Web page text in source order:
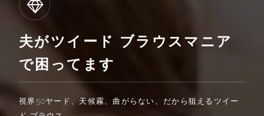
夫がツイード ブラウスマニア
で困ってます
視界50ヤード、天候霧、曲がらない、だから狙えるツイー